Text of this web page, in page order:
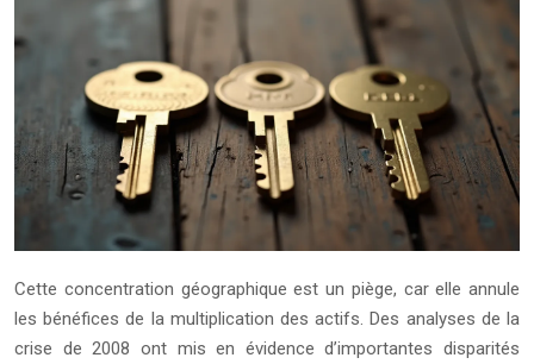
Cette concentration géographique est un piège, car elle annule
les bénéfices de la multiplication des actifs. Des analyses de la
crise de 2008 ont mis en évidence d’importantes disparités